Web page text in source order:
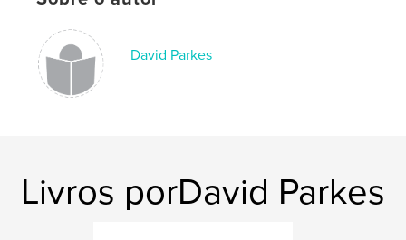
David Parkes
Livros porDavid Parkes